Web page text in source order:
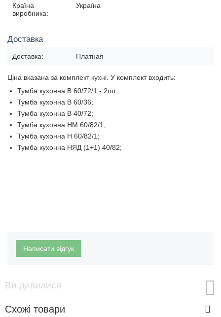
Країна
виробника:
Україна
Доставка
Доставка: Платная
Ціна вказана за комплект кухні. У комплект входить:
Тумба кухонна В 60/72/1 - 2шт;
Тумба кухонна В 60/36;
Тумба кухонна В 40/72;
Тумба кухонна НМ 60/82/1;
Тумба кухонна Н 60/82/1;
Тумба кухонна НЯД (1+1) 40/82;
Написати відгук
Ви дивилися
Схожі товари